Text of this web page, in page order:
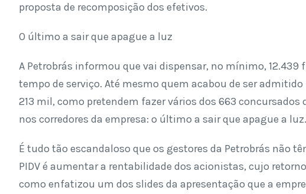
proposta de recomposição dos efetivos.
O último a sair que apague a luz
A Petrobrás informou que vai dispensar, no mínimo,
tempo de serviço. Até mesmo quem acabou de ser admitido
213 mil, como pretendem fazer vários dos 663
nos corredores da empresa: o último a sair que apague a luz.
É tudo tão escandaloso que os gestores da Petrobrás não
PIDV é aumentar a rentabilidade dos acionistas, cujo
como enfatizou um dos slides da apresentação que a